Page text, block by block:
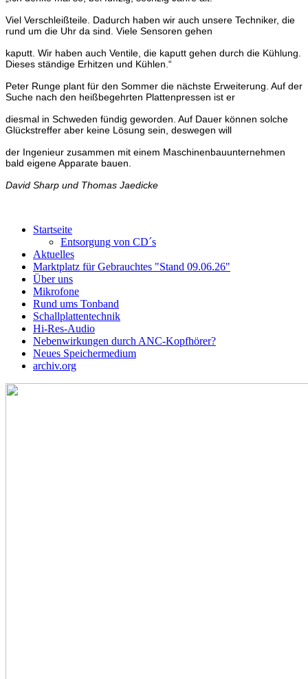
Viel Verschleißteile. Dadurch haben wir auch unsere Techniker, die
rund um die Uhr da sind. Viele Sensoren gehen
kaputt. Wir haben auch Ventile, die kaputt gehen durch die Kühlung.
Dieses ständige Erhitzen und Kühlen.“
Peter Runge plant für den Sommer die nächste Erweiterung. Auf der
Suche nach den heißbegehrten Plattenpressen ist er
diesmal in Schweden fündig geworden. Auf Dauer können solche
Glückstreffer aber keine Lösung sein, deswegen will
der Ingenieur zusammen mit einem Maschinenbauunternehmen
bald eigene Apparate bauen.
David Sharp und Thomas Jaedicke
Startseite
Entsorgung von CD´s
Aktuelles
Marktplatz für Gebrauchtes "Stand 09.06.26"
Über uns
Mikrofone
Rund ums Tonband
Schallplattentechnik
Hi-Res-Audio
Nebenwirkungen durch ANC-Kopfhörer?
Neues Speichermedium
archiv.org